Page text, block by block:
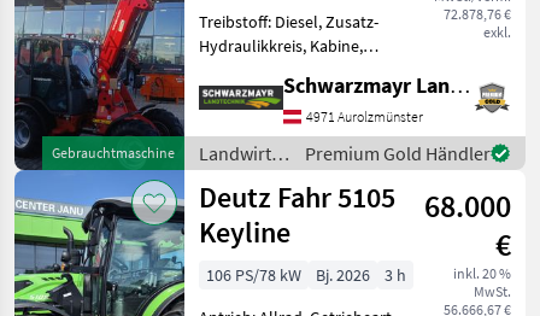
Gebrauchtmaschine
72.878,76 €
exkl.
Treibstoff: Diesel, Zusatz-
Hydraulikkreis, Kabine,
Schnellwechselrahmen,
hydr. Geräteverriegelung
EDV: 70269 Hoflader - mit
1875 h - mit TELESKOP-
Schwinge
Schwarzmayr Landtechnik GmbH - Aurolzmünster
4971 Aurolzmünster
Landwirtsch.
Motorfahrzeuge
/
Weidemann
Premium Gold Händler
Deutz Fahr 5105
Keyline
68.000
€
inkl. 20 %
MwSt.
56.666,67 €
106 PS/78 kW Bj. 2026
3 h